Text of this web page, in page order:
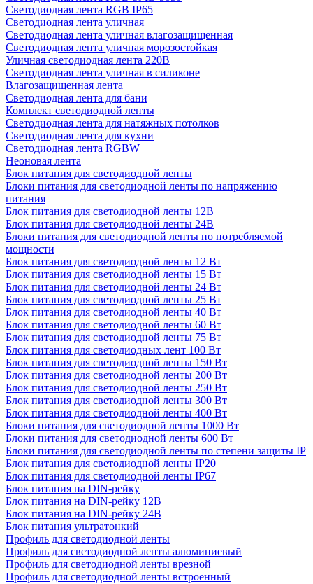
Светодиодная лента RGB IP65
Светодиодная лента уличная
Светодиодная лента уличная влагозащищенная
Светодиодная лента уличная морозостойкая
Уличная светодиодная лента 220В
Светодиодная лента уличная в силиконе
Влагозащищенная лента
Светодиодная лента для бани
Комплект светодиодной ленты
Светодиодная лента для натяжных потолков
Светодиодная лента для кухни
Светодиодная лента RGBW
Неоновая лента
Блок питания для светодиодной ленты
Блоки питания для светодиодной ленты по напряжению
питания
Блок питания для светодиодной ленты 12В
Блок питания для светодиодной ленты 24В
Блоки питания для светодиодной ленты по потребляемой
мощности
Блок питания для светодиодной ленты 12 Вт
Блок питания для светодиодной ленты 15 Вт
Блок питания для светодиодной ленты 24 Вт
Блок питания для светодиодной ленты 25 Вт
Блок питания для светодиодной ленты 40 Вт
Блок питания для светодиодной ленты 60 Вт
Блок питания для светодиодной ленты 75 Вт
Блок питания для светодиодных лент 100 Вт
Блок питания для светодиодной ленты 150 Вт
Блок питания для светодиодной ленты 200 Вт
Блок питания для светодиодной ленты 250 Вт
Блок питания для светодиодной ленты 300 Вт
Блок питания для светодиодной ленты 400 Вт
Блоки питания для светодиодной ленты 1000 Вт
Блоки питания для светодиодной ленты 600 Вт
Блоки питания для светодиодной ленты по степени защиты IP
Блок питания для светодиодной ленты IP20
Блок питания для светодиодной ленты IP67
Блок питания на DIN-рейку
Блок питания на DIN-рейку 12В
Блок питания на DIN-рейку 24В
Блок питания ультратонкий
Профиль для светодиодной ленты
Профиль для светодиодной ленты алюминиевый
Профиль для светодиодной ленты врезной
Профиль для светодиодной ленты встроенный